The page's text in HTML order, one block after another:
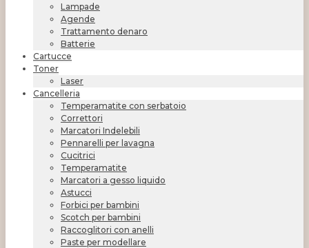
Lampade
Agende
Trattamento denaro
Batterie
Cartucce
Toner
Laser
Cancelleria
Temperamatite con serbatoio
Correttori
Marcatori Indelebili
Pennarelli per lavagna
Cucitrici
Temperamatite
Marcatori a gesso liquido
Astucci
Forbici per bambini
Scotch per bambini
Raccoglitori con anelli
Paste per modellare